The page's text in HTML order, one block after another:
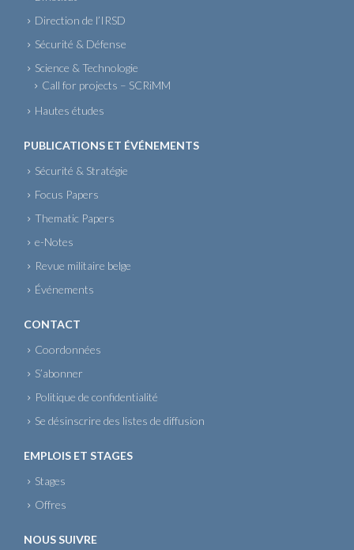
Direction de l’IRSD
Sécurité & Défense
Science & Technologie
Call for projects – SCRiMM
Hautes études
PUBLICATIONS ET ÉVÉNEMENTS
Sécurité & Stratégie
Focus Papers
Thematic Papers
e-Notes
Revue militaire belge
Événements
CONTACT
Coordonnées
S’abonner
Politique de confidentialité
Se désinscrire des listes de diffusion
EMPLOIS ET STAGES
Stages
Offres
NOUS SUIVRE